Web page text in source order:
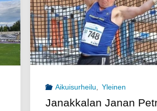
halleista"
Aikuisurheilu, Yleinen
Janakkalan Janan